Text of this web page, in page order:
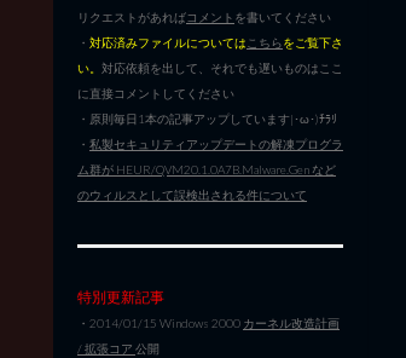
リクエストがあればコメント を書いてください
・ 対応済みファイルについては こちらをご覧下さ
い。 対応依頼を出して、それでも遅いものはここ
に直接コメントしてください
・原則毎日1本の記事アップしています|･ω･)ﾁﾗﾘ
・ 私製セキュリティアップデートの解凍プログラ
ム群が HEUR/QVM20.1.0A7B.Malware.Gen など
のウィルスとして誤検出される件について
特別更新記事
・2014/01/15 Windows 2000 カーネル改造計画
/ 拡張コア 公開